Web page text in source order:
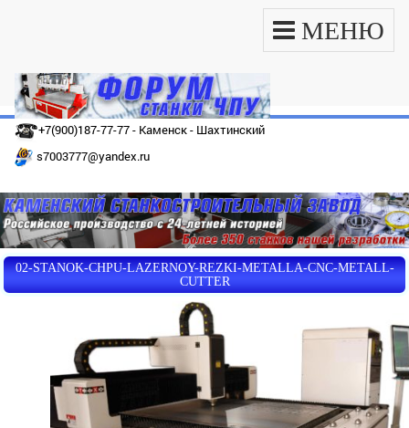
МЕНЮ
+7(900)187-77-77 - Каменск - Шахтинский
s7003777@yandex.ru
02-STANOK-CHPU-LAZERNOY-REZKI-METALLA-CNC-METALL-
CUTTER